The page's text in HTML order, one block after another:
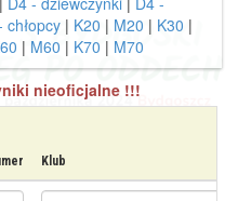
chłopcy | K20 | M20 | K30 |
| M60 | K70 | M70
nieoficjalne !!!
Klub